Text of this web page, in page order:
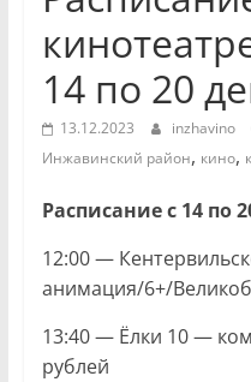
14 по 20
13.12.2023 inzhavino
Инжавинский район, кино,
Расписание с 14 по
12:00 —
анимация/6+/
13:40 — Ёлки 10 —
рублей